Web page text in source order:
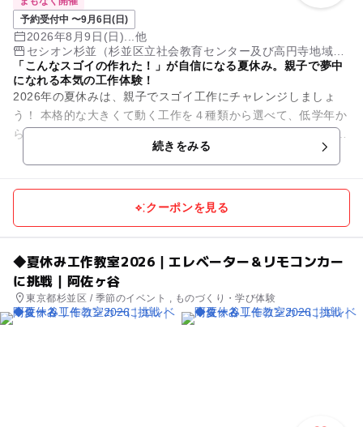
予約受付中 〜9月6日(日)
2026年8月9日(日)...他
セシオン杉並（杉並区立社会教育センター及び高円寺地域区
民センター複合施設）
「こんなスゴイの作れた！」が自信になる夏休み。親子で夢中
になれる本気の工作体験！
2026年の夏休みは、親子でスゴイ工作にチャレンジしましょ
う！ 本格的な大きくて動く工作を４種類から選べて、低学年か
ら高学年までの自由研究にも最適です！ 未就学のお子様も親子
続きをみる
クーポンを見る
◆夏休み工作教室2026｜エレベーター＆リモコンカー
に挑戦｜阿佐ヶ谷
東京都杉並区 / 季節のイベント , ものづくり・学び体験